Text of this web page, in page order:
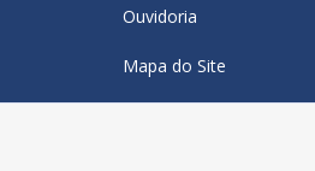
Ouvidoria
Mapa do Site